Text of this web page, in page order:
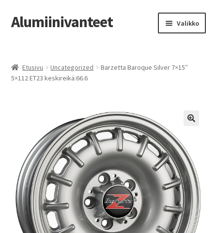
Siirry
navigointiin
Siirry
sisältöön
Alumiinivanteet Valikko
Kauppa
Vanteiden osto-opas
Auton renkaat
Yhteystiedot
Etusivu Uncategorized
Barzetta Baroque Silver 7×15″
5×112 ET23 keskireikä:66.6